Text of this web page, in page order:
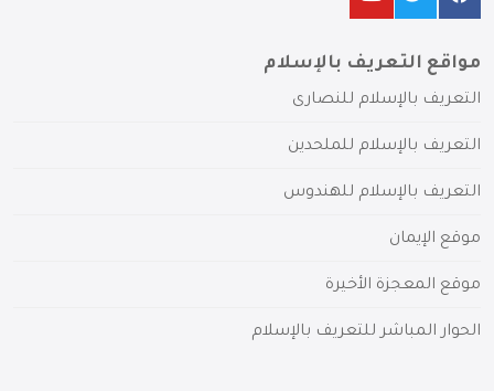
مواقع التعريف بالإسلام
التعريف بالإسلام للنصارى
التعريف بالإسلام للملحدين
التعريف بالإسلام للهندوس
موقع الإيمان
موقع المعجزة الأخيرة
الحوار المباشر للتعريف بالإسلام